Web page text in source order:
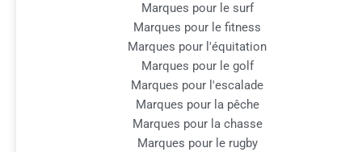
Marques pour le surf
Marques pour le fitness
Marques pour l'équitation
Marques pour le golf
Marques pour l'escalade
Marques pour la pêche
Marques pour la chasse
Marques pour le rugby